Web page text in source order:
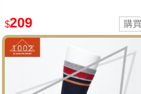
$209